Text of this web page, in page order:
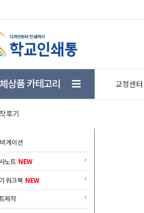
기주도 학습을 돕기위한 학습플래너 ★
상품 카테고리
게이션
노트 NEW
워크북 NEW
제작
교정센터
후기